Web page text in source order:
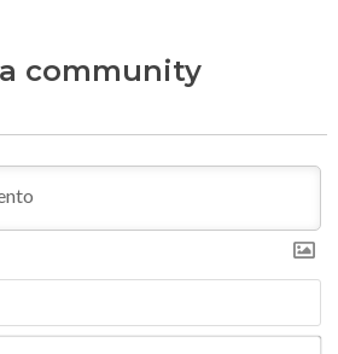
community